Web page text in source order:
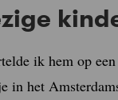
ik hem op
in het